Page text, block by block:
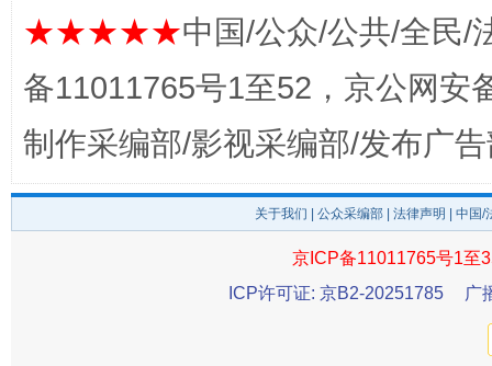
揭开“小金库”的免责幌子
★★★★★中国/公众/公共/全民/
备11011765号1至52，京公网安
制作采编部/影视采编部/发布广
关于我们 公众采编部 法律声明 | 中国
京ICP备11011765号1至
ICP许可证: 京B2-20251785
广